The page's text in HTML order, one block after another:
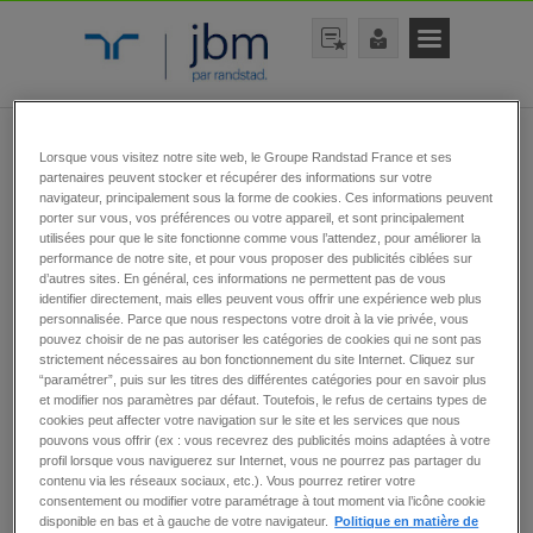
Aucune offre ne correspond exactement
à tous vos critères.Ne ratez aucune
opportunité :
176 offres d’emploi
rechercher
Lorsque vous visitez notre site web, le Groupe Randstad France et ses
partenaires peuvent stocker et récupérer des informations sur votre
navigateur, principalement sous la forme de cookies. Ces informations peuvent
porter sur vous, vos préférences ou votre appareil, et sont principalement
utilisées pour que le site fonctionne comme vous l’attendez, pour améliorer la
performance de notre site, et pour vous proposer des publicités ciblées sur
d’autres sites. En général, ces informations ne permettent pas de vous
identifier directement, mais elles peuvent vous offrir une expérience web plus
personnalisée. Parce que nous respectons votre droit à la vie privée, vous
pouvez choisir de ne pas autoriser les catégories de cookies qui ne sont pas
strictement nécessaires au bon fonctionnement du site Internet. Cliquez sur
“paramétrer”, puis sur les titres des différentes catégories pour en savoir plus
et modifier nos paramètres par défaut. Toutefois, le refus de certains types de
cookies peut affecter votre navigation sur le site et les services que nous
pouvons vous offrir (ex : vous recevrez des publicités moins adaptées à votre
profil lorsque vous naviguerez sur Internet, vous ne pourrez pas partager du
contenu via les réseaux sociaux, etc.). Vous pourrez retirer votre
consentement ou modifier votre paramétrage à tout moment via l’icône cookie
disponible en bas et à gauche de votre navigateur.
Politique en matière de